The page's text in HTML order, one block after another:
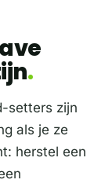
setters zijn
als je ze
herstel een